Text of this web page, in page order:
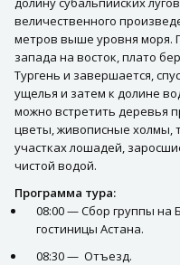
величественного
метров выше уровня моря.
запада на восток, плато
Тургень и завершается,
ущелья и затем к долине
можно встретить деревья
цветы, живописные холмы,
участках лошадей,
чистой водой.
Программа тура:
08:00 — Сбор группы на
гостиницы Астана.
08:30 — Отъезд.